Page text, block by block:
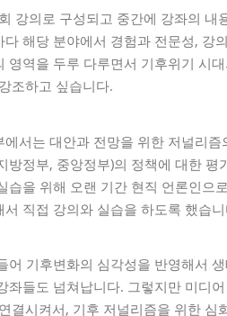
강의로 구성되고 중간에 강좌의 내
다 해당 분야에서 경험과 전문성, 강
영역을 두루 다루면서 기후위기 시
조하고 싶습니다.
에서는 대안과 전망을 위한 저널리
방정부, 중앙정부)의 정책에 대한
습을 위해 오랜 기간 현직 언론인으
서 직접 강의와 실습을 하도록 했습
어 기후변화의 심각성을 반영해서
좌들도 넘쳐납니다. 그렇지만 미디
결시켜서, 기후 저널리즘을 위한